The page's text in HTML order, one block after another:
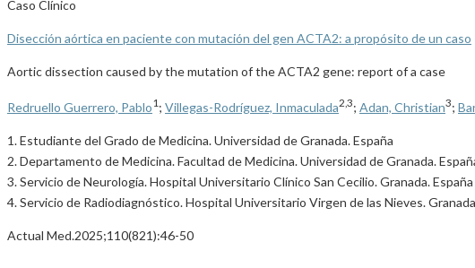
Caso Clínico
Disección aórtica en paciente con mutación del gen ACTA2: a propósito de un caso
Aortic dissection caused by the mutation of the ACTA2 gene: report of a case
Redruello Guerrero, Pablo1 ; Villegas-Rodríguez, Inmaculada2,3; Adan, Christian3;
1. Estudiante del Grado de Medicina. Universidad de Granada. España
2. Departamento de Medicina. Facultad de Medicina. Universidad de Granada.
3. Servicio de Neurología. Hospital Universitario Clínico San Cecilio. Granada. España
4. Servicio de Radiodiagnóstico. Hospital Universitario Virgen de las Nieves.
Actual Med.2025;110(821):46-50